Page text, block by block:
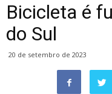
Bicicleta é
do Sul
20 de setembro de 2023